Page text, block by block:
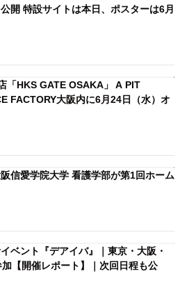
開 特設サイトは本日、ポスターは6月
「HKS GATE OSAKA」 A PIT
FACTORY大阪内に6月24日（水）オ
信愛学院大学 看護学部が第1回ホーム
ベント『デアイバ』｜東京・大阪・
【開催レポート】｜次回日程も公